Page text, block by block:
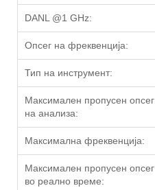
DANL @1 GHz:
Опсег на фреквенција:
Тип на инструмент:
Максимален пропусен опсег
на анализа:
Максимална фреквенција:
Максимален пропусен опсег
во реално време: